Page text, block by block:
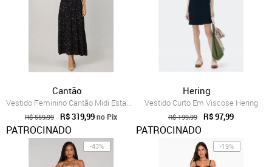
Cantão
Vestido Feminino Cantão Midi Estampado Preto
R$ 559,99 R$ 319,99no Pix
PATROCINADO
Hering
Vestido Curto Em Viscose Hering
R$ 199,99 R$ 97,99
PATROCINADO
-43% -19%